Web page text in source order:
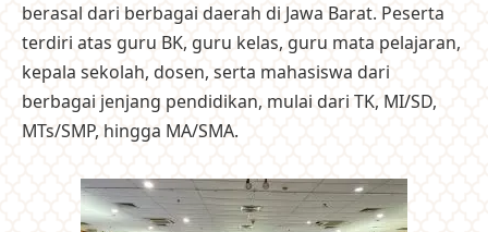
berasal dari berbagai daerah di Jawa Barat. Peserta
terdiri atas guru BK, guru kelas, guru mata pelajaran,
kepala sekolah, dosen, serta mahasiswa dari
berbagai jenjang pendidikan, mulai dari TK, MI/SD,
MTs/SMP, hingga MA/SMA.